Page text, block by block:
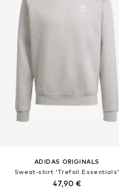
ADIDAS ORIGINALS
Sweat-shirt 'Trefoil Essentials'
47,90 €